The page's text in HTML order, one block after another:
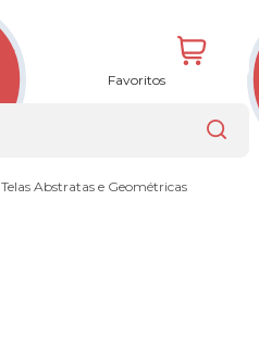
Favoritos
Telas Abstratas e Geométricas